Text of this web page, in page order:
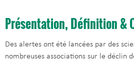
Présentation, Définition &
Des alertes ont été lancées par des
nombreuses associations sur le déclin